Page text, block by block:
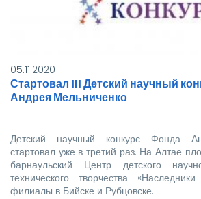
05.11.2020
Стартовал III Детский научный
Андрея Мельниченко
Детский научный конкурс Фонда
стартовал уже в третий раз. На Алтае
барнаульский Центр детского
технического творчества
филиалы в Бийске и Рубцовске.